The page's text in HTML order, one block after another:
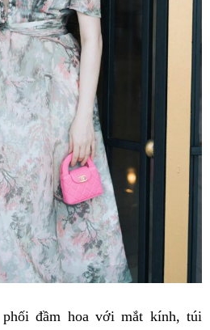
đầm hoa với mắt kính, túi